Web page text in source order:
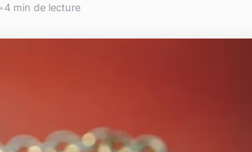
•4 min de lecture